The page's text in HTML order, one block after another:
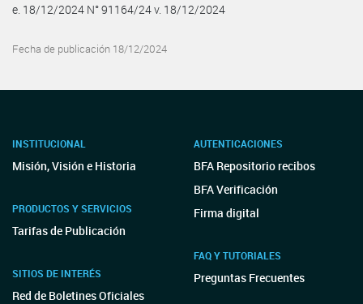
e. 18/12/2024 N° 91164/24 v. 18/12/2024
Fecha de publicación 18/12/2024
INSTITUCIONAL
Misión, Visión e Historia
PRODUCTOS Y SERVICIOS
Tarifas de Publicación
SITIOS DE INTERÉS
Red de Boletines Oficiales
AUTENTICACIONES
BFA Repositorio recibos
BFA Verificación
Firma digital
FAQ Y TUTORIALES
Preguntas Frecuentes